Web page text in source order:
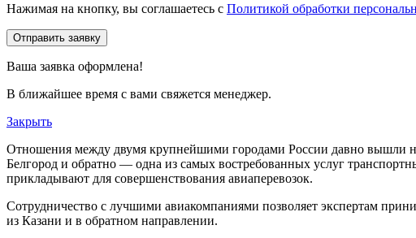
Нажимая на кнопку, вы соглашаетесь с Политикой обработки
Отправить заявку
Ваша заявка оформлена!
В ближайшее время с вами свяжется менеджер.
Закрыть
Отношения между двумя крупнейшими городами России давно вышли
Белгород и обратно — одна из самых востребованных услуг
прикладывают для совершенствования авиаперевозок.
Сотрудничество с лучшими авиакомпаниями позволяет экспертам
из Казани и в обратном направлении.